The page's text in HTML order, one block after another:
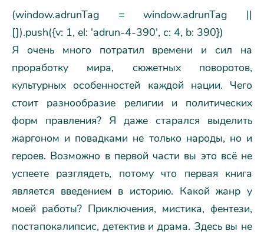
(window.adrunTag = window.adrunTag ||
[]).push({v: 1, el: 'adrun-4-390', c: 4, b: 390})
Я очень много потратил времени и сил на
проработку мира, сюжетных поворотов,
культурных особенностей каждой нации. Чего
стоит разнообразие религии и политических
форм правления? Я даже старался выделить
жаргоном и повадками не только народы, но и
героев. Возможно в первой части вы это всё не
успеете разглядеть, потому что первая книга
является введением в историю. Какой жанр у
моей работы? Приключения, мистика, фентези,
постапокалипсис, детектив и драма. Здесь вы не